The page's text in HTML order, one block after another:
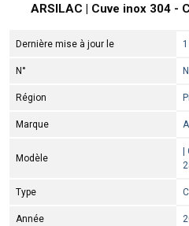
ARSILAC | Cuve inox 304 -
Dernière mise à jour le
N°
Région
Marque
Modèle
Type
Année